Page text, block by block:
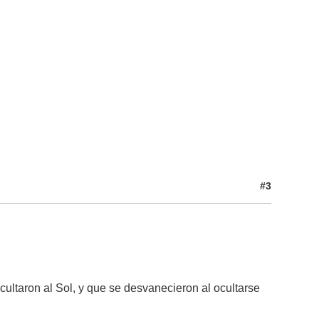
#3
al Sol, y que se desvanecieron al ocultarse